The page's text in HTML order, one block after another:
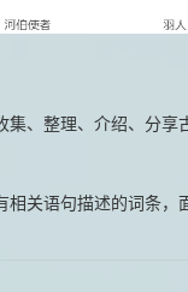
、整理、介绍、分
相关语句描述的词条